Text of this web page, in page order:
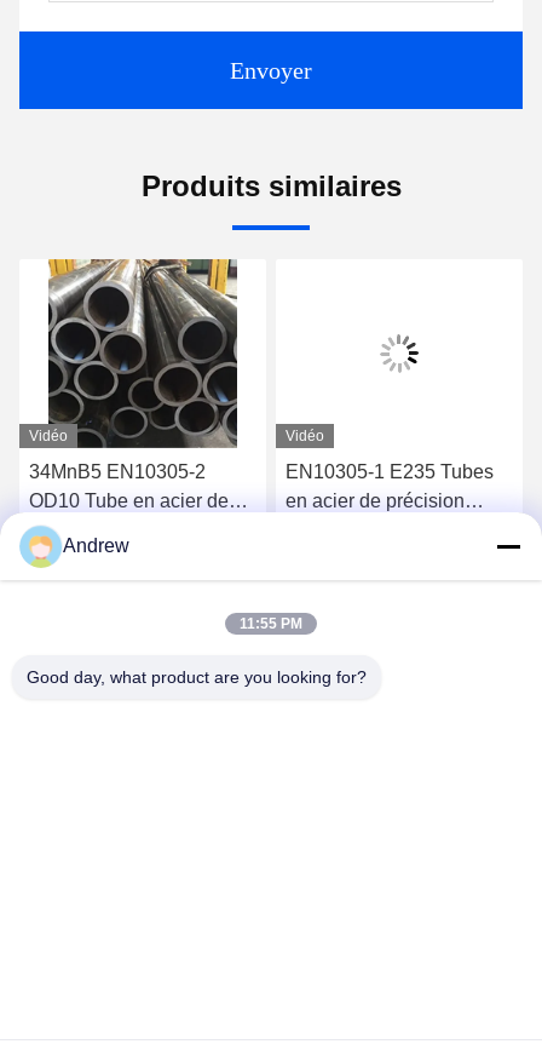
Envoyer
Produits similaires
Vidéo
34MnB5 EN10305-2
OD10 Tube en acier de
précision ERW Tube en
acier soudé pour
applications automobiles
Causez Maintenant
Vidéo
EN10305-1 E235 Tubes
en acier de précision
Causez Maintenant
Andrew
11:55 PM
Good day, what product are you looking for?